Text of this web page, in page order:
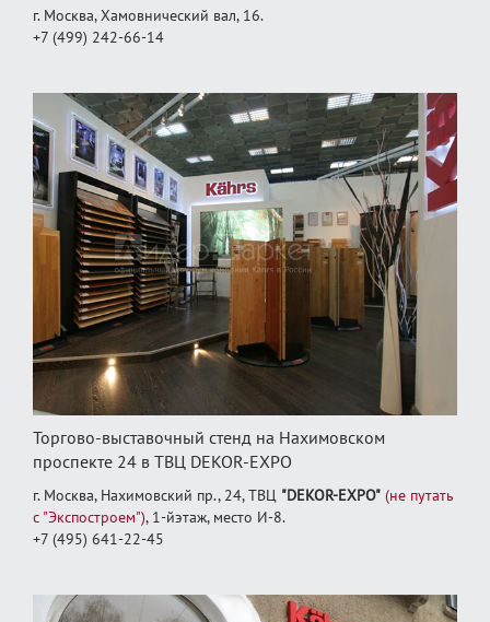
г. Москва, Хамовнический вал, 16.
+7 (499) 242-66-14
Торгово-выставочный стенд на Нахимовском
проспекте 24 в ТВЦ DEKOR-EXPO
г. Москва, Нахимовский пр., 24, ТВЦ "DEKOR-EXPO" (не путать
с "Экспостроем"), 1‑йэтаж, место И‑8.
+7 (495) 641-22-45